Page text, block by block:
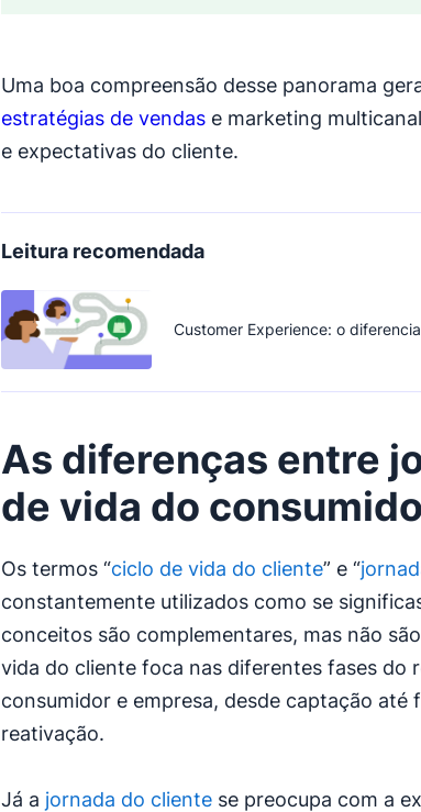
Uma boa compreensão desse panorama
estratégias de vendas e marketing
e expectativas do cliente.
Leitura recomendada
Customer Experience: o
As diferenças entre
de vida do
Os termos “ciclo de vida do cliente” e “
constantemente utilizados como se
conceitos são complementares, mas não
vida do cliente foca nas diferentes fases do
consumidor e empresa, desde captação até
reativação.
Já a jornada do cliente se preocupa com a